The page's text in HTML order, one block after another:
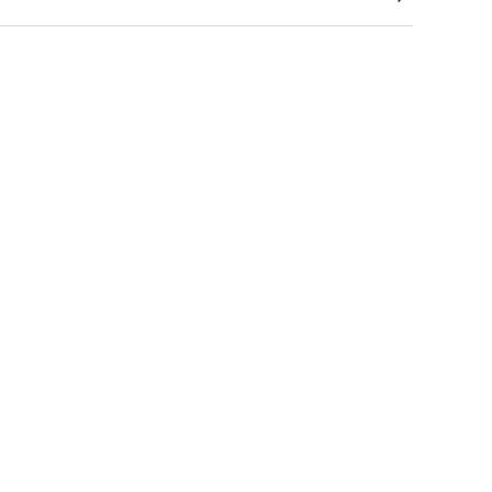
è una celebrazione condivisa di gioia e unione.
delle feste prendono vita, scopri il regalo perfetto